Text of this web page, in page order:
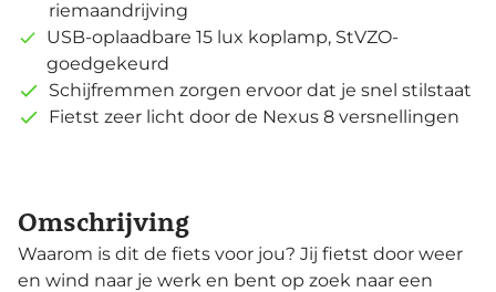
riemaandrijving
USB-oplaadbare 15 lux koplamp, StVZO-
goedgekeurd
Schijfremmen zorgen ervoor dat je snel stilstaat
Fietst zeer licht door de Nexus 8 versnellingen
Omschrijving
Waarom is dit de fiets voor jou? Jij fietst door weer
en wind naar je werk en bent op zoek naar een